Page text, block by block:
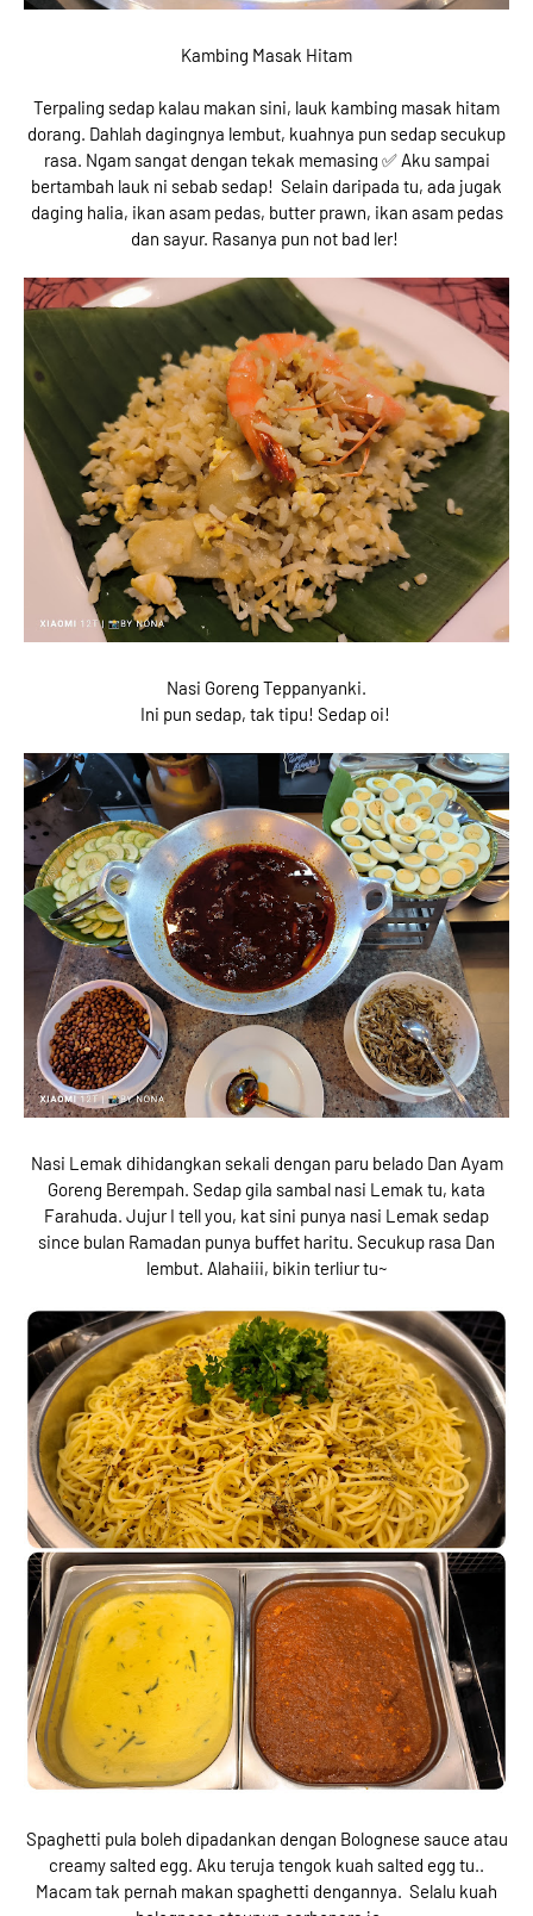
Kambing Masak Hitam
Terpaling sedap kalau makan sini, lauk kambing masak hitam
dorang. Dahlah dagingnya lembut, kuahnya pun sedap secukup
rasa. Ngam sangat dengan tekak memasing ✅ Aku sampai
bertambah lauk ni sebab sedap! Selain daripada tu, ada jugak
daging halia, ikan asam pedas, butter prawn, ikan asam pedas
dan sayur. Rasanya pun not bad ler!
Nasi Goreng Teppanyanki.
Ini pun sedap, tak tipu! Sedap oi!
Nasi Lemak dihidangkan sekali dengan paru belado Dan Ayam
Goreng Berempah. Sedap gila sambal nasi Lemak tu, kata
Farahuda. Jujur I tell you, kat sini punya nasi Lemak sedap
since bulan Ramadan punya buffet haritu. Secukup rasa Dan
lembut. Alahaiii, bikin terliur tu~
Spaghetti pula boleh dipadankan dengan Bolognese sauce atau
creamy salted egg. Aku teruja tengok kuah salted egg tu..
Macam tak pernah makan spaghetti dengannya. Selalu kuah